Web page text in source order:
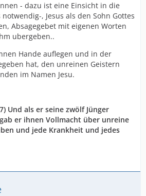
- dazu ist eine Einsicht in die
, Jesus als den Sohn Gottes
Absagegebet mit eigenen Worten
ubergeben..
Hande auflegen und in der
hat, den unreinen Geistern
im Namen Jesu.
Und als er seine zwölf Jünger
er ihnen Vollmacht über unreine
und jede Krankheit und jedes